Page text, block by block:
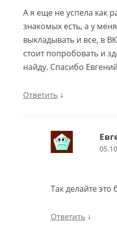
А я еще не успела как
знакомых есть, а у
выкладывать и все, в
стоит попробовать и
найду. Спасибо
Ответить ↓
Так делайте это
Ответить ↓